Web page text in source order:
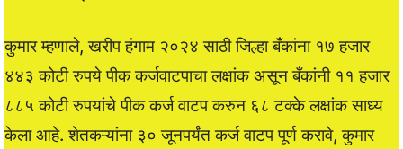
कुमार म्हणाले, खरीप हंगाम २०२४ साठी जिल्हा बँकांना १७ हजार
४४३ कोटी रुपये पीक कर्जवाटपाचा लक्षांक असून बँकांनी ११ हजार
८८५ कोटी रुपयांचे पीक कर्ज वाटप करुन ६८ टक्के लक्षांक साध्य
केला आहे. शेतकऱ्यांना ३० जूनपर्यंत कर्ज वाटप पूर्ण करावे, कुमार